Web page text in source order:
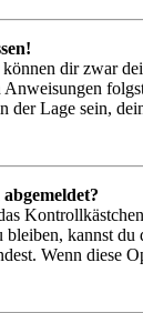
dir zwar
Anweisungen
der Lage sein,
kannst
Wenn diese